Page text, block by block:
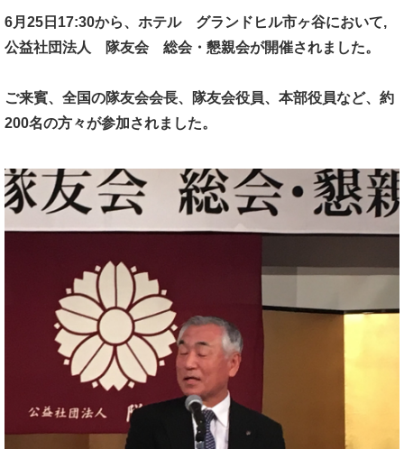
6月25日17:30から、ホテル グランドヒル市ヶ谷において,
公益社団法人 隊友会 総会・懇親会が開催されました。
ご来賓、全国の隊友会会長、隊友会役員、本部役員など、 約
200名の方々が参加されました。